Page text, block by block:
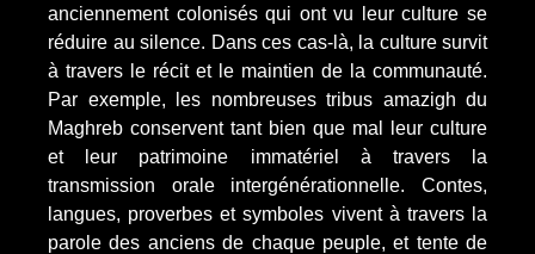
anciennement colonisés qui ont vu leur culture se
réduire au silence. Dans ces cas-là, la culture survit
à travers le récit et le maintien de la communauté.
Par exemple, les nombreuses tribus amazigh du
Maghreb conservent tant bien que mal leur culture
et leur patrimoine immatériel à travers la
transmission orale intergénérationnelle. Contes,
langues, proverbes et symboles vivent à travers la
parole des anciens de chaque peuple, et tente de